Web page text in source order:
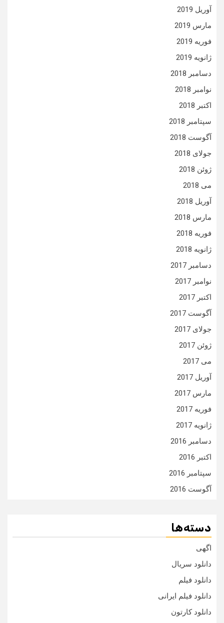
آوریل 2019
مارس 2019
فوریه 2019
ژانویه 2019
دسامبر 2018
نوامبر 2018
اکتبر 2018
سپتامبر 2018
آگوست 2018
جولای 2018
ژوئن 2018
می 2018
آوریل 2018
مارس 2018
فوریه 2018
ژانویه 2018
دسامبر 2017
نوامبر 2017
اکتبر 2017
آگوست 2017
جولای 2017
ژوئن 2017
می 2017
آوریل 2017
مارس 2017
فوریه 2017
ژانویه 2017
دسامبر 2016
اکتبر 2016
سپتامبر 2016
آگوست 2016
دسته‌ها
اگهی
دانلود سریال
دانلود فیلم
دانلود فیلم ایرانی
دانلود کارتون